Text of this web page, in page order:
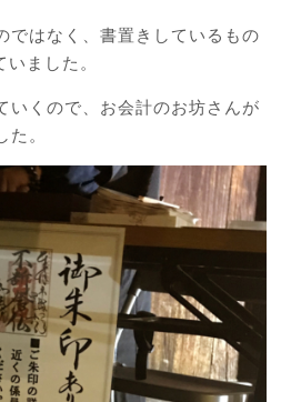
ではなく、書置きしているもの
ました。
いくので、お会計のお坊さんが
。